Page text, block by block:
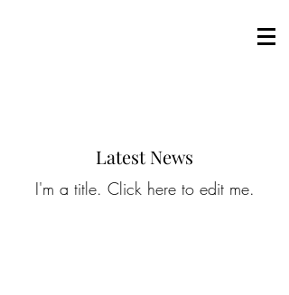
Latest News
I'm a title. ​Click here to edit me.